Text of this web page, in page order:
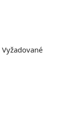
Vyžadované